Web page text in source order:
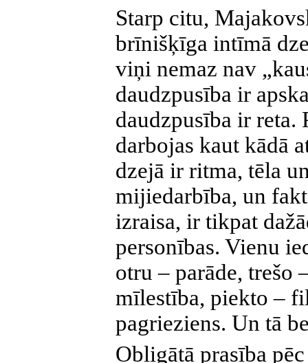
Starp citu,
brīnišķīga intīmā
viņi nemaz nav
daudzpusība ir
daudzpusība ir reta.
darbojas kaut kādā
dzejā ir ritma, tēla
mijiedarbība, un
izraisa, ir tikpat
personības. Vienu
otru – parāde, trešo
mīlestība, piekto –
pagrieziens. Un tā
Obligātā prasība